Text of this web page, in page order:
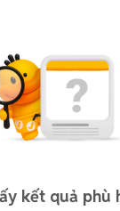
kết quả phù